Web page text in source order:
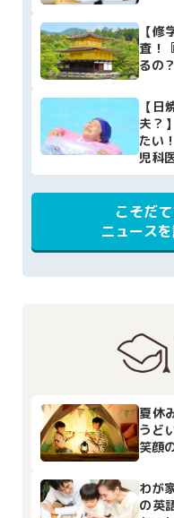
【
査！
るの？
【
夫？
たい
児科
こそだ
ニュース
夏休
うど
笑顔
わが
の英